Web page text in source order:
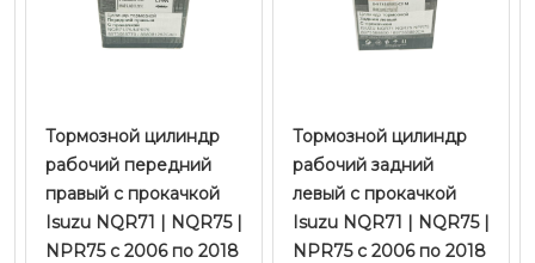
Тормозной цилиндр
рабочий передний
правый с прокачкой
Isuzu NQR71 | NQR75 |
NPR75 с 2006 по 2018
Тормозной цилиндр
рабочий задний
левый с прокачкой
Isuzu NQR71 | NQR75 |
NPR75 с 2006 по 2018